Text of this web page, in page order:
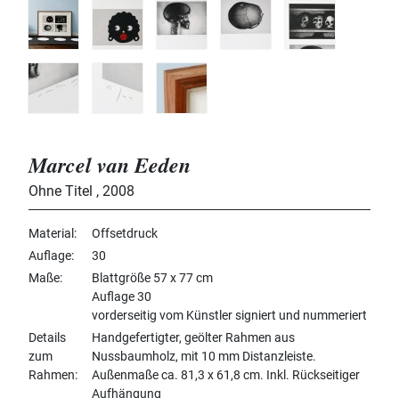
Marcel van Eeden
Ohne Titel , 2008
Material
Offsetdruck
Auflage
30
Maße
Blattgröße 57 x 77 cm
Auflage 30
vorderseitig vom Künstler signiert und nummeriert
Details
zum
Rahmen
Handgefertigter, geölter Rahmen aus
Nussbaumholz, mit 10 mm Distanzleiste.
Außenmaße ca. 81,3 x 61,8 cm. Inkl. Rückseitiger
Aufhängung